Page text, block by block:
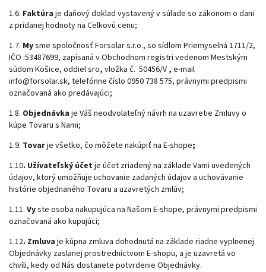
1.6. Faktúra je daňový doklad vystavený v súlade so zákonom o dani
z pridanej hodnoty na Celkovú cenu;
1.7. Mysme spoločnosť Forsolar s.r.o., so sídlom Priemyselná 1711/2,
IČO :53487699, zapísaná v Obchodnom registri vedenom Mestským
súdom Košice, oddiel sro, vložka č. 50456/V , e-mail
info@forsolar.sk, telefónne číslo 0950 738 575, právnymi predpismi
označovaná ako predávajúci;
1.8. Objednávka je Váš neodvolateľný návrh na uzavretie Zmluvy o
kúpe Tovaru s Nami;
1.9. Tovarje všetko, čo môžete nakúpiť na E-shope;
1.10. Užívateľský účetje účet zriadený na základe Vami uvedených
údajov, ktorý umožňuje uchovanie zadaných údajov a uchovávanie
histórie objednaného Tovaru a uzavretých zmlúv;
1.11. Vyste osoba nakupujúca na Našom E-shope, právnymi predpismi
označovaná ako kupujúci;
1.12. Zmluva je kúpna zmluva dohodnutá na základe riadne vyplnenej
Objednávky zaslanej prostredníctvom E-shopu, a je uzavretá vo
chvíli, kedy od Nás dostanete potvrdenie Objednávky.